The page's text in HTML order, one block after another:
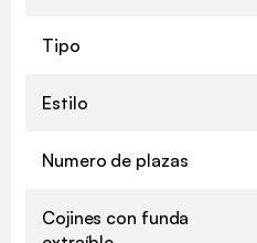
Tipo
Estilo
Numero de plazas
Cojines con funda